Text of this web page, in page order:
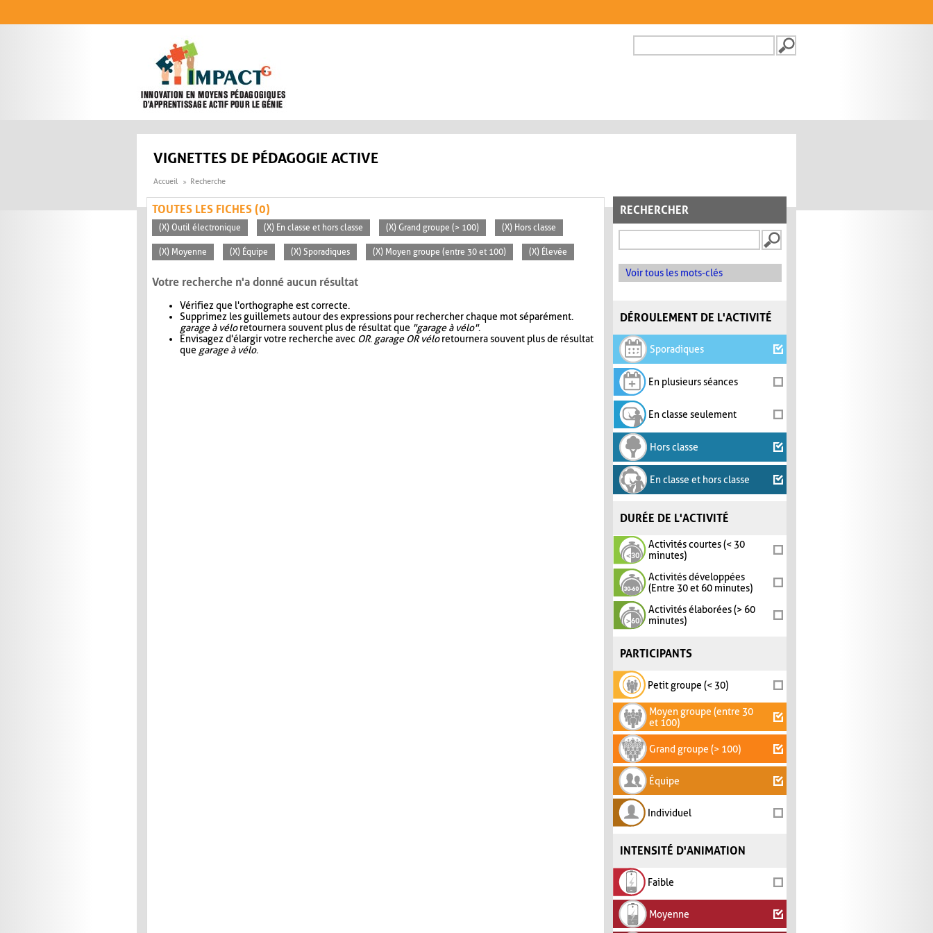
FORMULAIRE DE
VIGNETTES DE PÉDAGOGIE ACTIVE
Accueil Recherche
RECHERCHER
Voir tous les mots-clés
DÉROULEMENT DE L'ACTIVITÉ
Sporadiques
En plusieurs séances
En classe seulement
Hors classe
En classe et hors classe
DURÉE DE L'ACTIVITÉ
Activités courtes (< 30
minutes)
Activités développées
(Entre 30 et 60 minutes)
Activités élaborées (> 60
minutes)
PARTICIPANTS
Petit groupe (< 30)
Moyen groupe (entre 30
et 100)
Grand groupe (> 100)
Équipe
Individuel
INTENSITÉ D'ANIMATION
Faible
Moyenne
TOUTES LES FICHES (0)
(X) Outil électronique (X) En classe et hors classe (X) Grand groupe (> 100) (X) Hors classe
(X) Moyenne (X) Équipe (X) Sporadiques (X) Moyen groupe (entre 30 et 100) (X) Élevée
Votre recherche n'a donné aucun résultat
Vérifiez que l'orthographe est correcte.
Supprimez les guillemets autour des expressions pour rechercher chaque mot séparément.
garage à véloretournera souvent plus de résultat que "garage à vélo".
Envisagez d'élargir votre recherche avec OR. garage OR véloretournera souvent plus de résultat
que garage à vélo.